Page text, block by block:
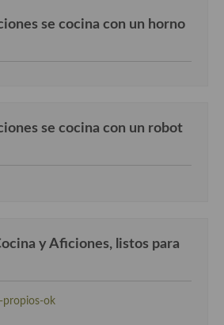
se cocina con un horno
se cocina con un robot
y Aficiones, listos para